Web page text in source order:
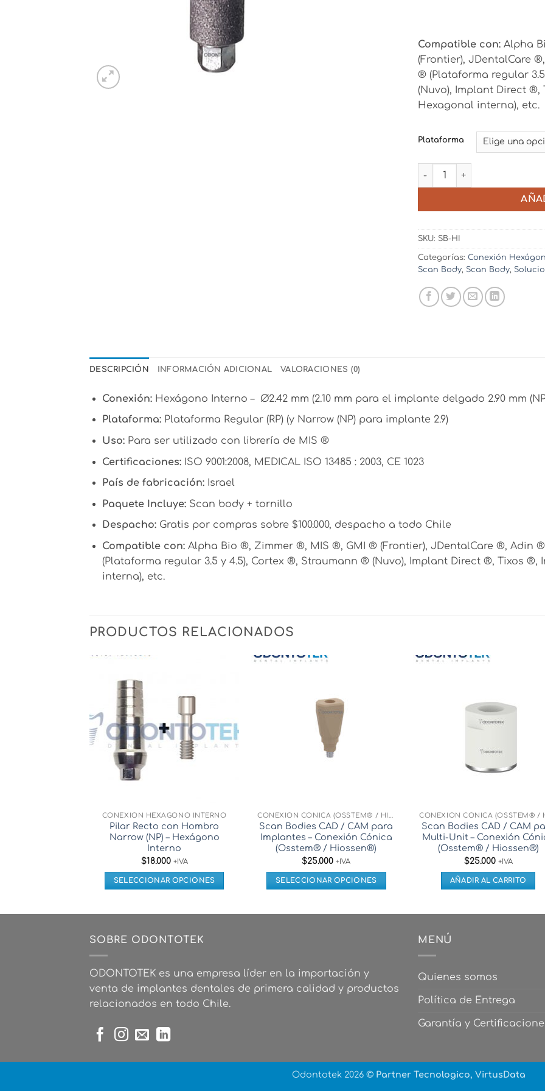
Compatible con: Alpha
(Frontier), JDentalCare
® (Plataforma regular
(Nuvo), Implant Direct
Hexagonal interna), etc.
Plataforma
Scan Body CAD / CAM
SKU: SB-HI
Categorías: Conexión
Scan Body, Scan Body,
DESCRIPCIÓN INFORMACIÓN ADICIONAL VALORACIONES (0)
Conexión:Hexágono Interno – Ø2.42 mm (2.10 mm para el implante delgado 2.90 mm
Plataforma:Plataforma Regular (RP) (y Narrow (NP) para implante 2.9)
Uso:Para ser utilizado con librería de MIS ®
Certificaciones:ISO 9001:2008, MEDICAL ISO 13485 : 2003, CE 1023
País de fabricación:Israel
Paquete Incluye:Scan body + tornillo
Despacho:Gratis por compras sobre $100.000, despacho a todo Chile
Compatible con: Alpha Bio ®, Zimmer ®, MIS ®, GMI ® (Frontier), JDentalCare ®, Adin
(Plataforma regular 3.5 y 4.5), Cortex ®, Straumann ® (Nuvo), Implant Direct ®, Tixos
interna), etc.
PRODUCTOS RELACIONADOS
CONEXIÓN HEXÁGONO INTERNO
Pilar Recto con Hombro
Narrow (NP) – Hexágono
Interno
$18.000 +IVA
SELECCIONAR OPCIONES
múltiples
opciones
se
pueden
en
página
CONEXIÓN CÓNICA (OSSTEM® / HIOSSEN®)
Scan Bodies CAD / CAM para
Implantes – Conexión Cónica
(Osstem® / Hiossen®)
$25.000 +IVA
SELECCIONAR OPCIONES
opciones
se
página
de
Scan Bodies CAD / CAM
Multi-Unit – Conexión
(Osstem® / Hiossen®)
$25.000 +IVA
AÑADIR AL CARRITO
SOBRE ODONTOTEK
ODONTOTEK es una empresa líder en la importación y
venta de implantes dentales de primera calidad y productos
relacionados en todo Chile.
MENÚ
Quienes somos
Política de Entrega
Garantía y
Odontotek 2026 © Partner Tecnologico, VirtusData